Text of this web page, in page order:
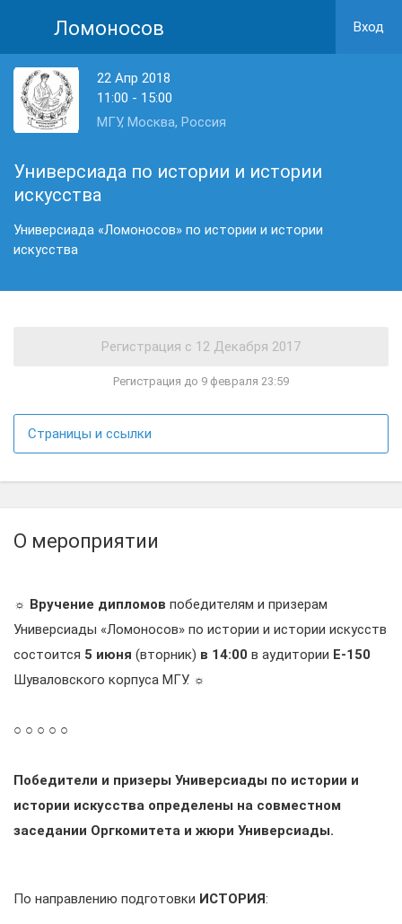
Ломоносов Вход
22 Апр 2018
11:00 - 15:00
МГУ, Москва, Россия
Универсиада по истории и истории
искусства
Универсиада «Ломоносов» по истории и истории
искусства
Регистрация до 9 февраля 23:59
Страницы и ссылки
О мероприятии
☼ Вручение дипломов победителям и призерам
Универсиады «Ломоносов» по истории и истории искусств
состоится 5 июня (вторник) в 14:00 в аудитории Е-150
Шуваловского корпуса МГУ. ☼
○ ○ ○ ○ ○
Победители и призеры Универсиады по истории и
истории искусства определены на совместном
заседании Оргкомитета и жюри Универсиады.
По направлению подготовки ИСТОРИЯ: